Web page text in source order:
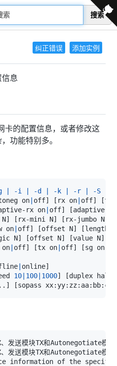
搜索
纠正错误 添加实例
息
的配置信息，或者修改这
功能特别多。
-i -d -k -r -S
on off] [ rx on off] [tx
rx on off] [adaptive-
] [ rx-mini N] [ rx-jumbo N
on off] [offset N] [length N
N] [offset N] [value N]
off] [tx on off] [sg on
online]
10 100 1000] [duplex half
. ] [sopass xx:yy:zz:aa:bb:cc